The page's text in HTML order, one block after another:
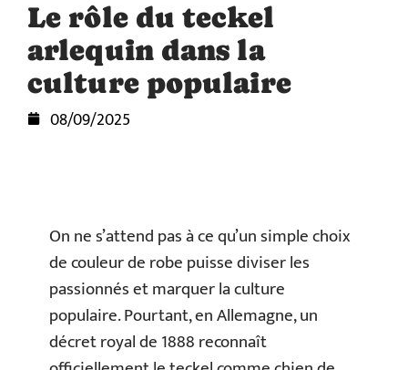
Le rôle du teckel
arlequin dans la
culture populaire
08/09/2025
On ne s’attend pas à ce qu’un simple choix
de couleur de robe puisse diviser les
passionnés et marquer la culture
populaire. Pourtant, en Allemagne, un
décret royal de 1888 reconnaît